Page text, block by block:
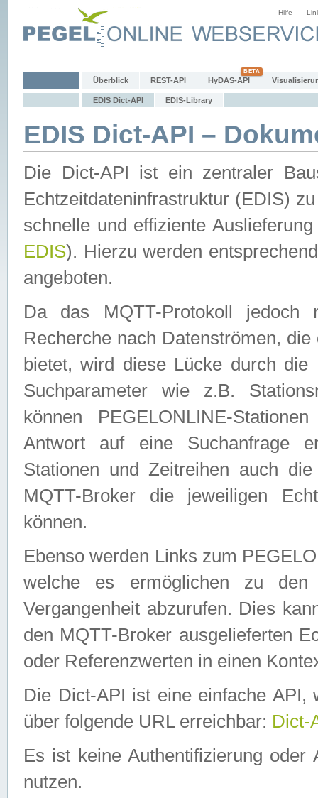
Hilfe
Überblick REST-API HyDAS-API
EDIS Dict-API EDIS-Library
EDIS Dict-API –
Die Dict-API ist ein zentraler
Echtzeitdateninfrastruktur (EDIS)
schnelle und effiziente
EDIS). Hierzu werden
angeboten.
Da das MQTT-Protokoll jedoch
Recherche nach Datenströmen,
bietet, wird diese Lücke durch die
Suchparameter wie z.B.
können PEGELONLINE-
Antwort auf eine Suchanfrage
Stationen und Zeitreihen auch
MQTT-Broker die jeweiligen
können.
Ebenso werden Links zum
welche es ermöglichen zu den
Vergangenheit abzurufen. Dies
den MQTT-Broker ausgelieferten
oder Referenzwerten in einen
Die Dict-API ist eine einfache API,
über folgende URL erreichbar: Dict-
Es ist keine Authentifizierung
nutzen.